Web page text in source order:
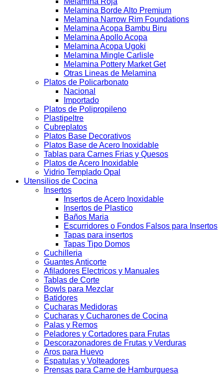
Melamina Borde Alto Premium
Melamina Narrow Rim Foundations
Melamina Acopa Bambu Biru
Melamina Apollo Acopa
Melamina Acopa Ugoki
Melamina Mingle Carlisle
Melamina Pottery Market Get
Otras Lineas de Melamina
Platos de Policarbonato
Nacional
Importado
Platos de Polipropileno
Plastipeltre
Cubreplatos
Platos Base Decorativos
Platos Base de Acero Inoxidable
Tablas para Carnes Frias y Quesos
Platos de Acero Inoxidable
Vidrio Templado Opal
Utensilios de Cocina
Insertos
Insertos de Acero Inoxidable
Insertos de Plastico
Baños Maria
Escurridores o Fondos Falsos para Insertos
Tapas para insertos
Tapas Tipo Domos
Cuchilleria
Guantes Anticorte
Afiladores Electricos y Manuales
Tablas de Corte
Bowls para Mezclar
Batidores
Cucharas Medidoras
Cucharas y Cucharones de Cocina
Palas y Remos
Peladores y Cortadores para Frutas
Descorazonadores de Frutas y Verduras
Aros para Huevo
Espatulas y Volteadores
Prensas para Carne de Hamburguesa